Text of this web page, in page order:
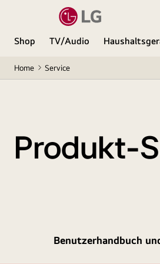
Shop TV/Audio
Home Service
Produkt-
Benutzerhandbuch